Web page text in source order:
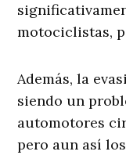
motociclistas,
Además, la
siendo un
automotores
pero aun así